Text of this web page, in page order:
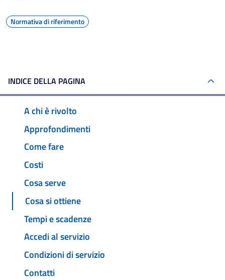
Normativa di riferimento
INDICE DELLA PAGINA
A chi è rivolto
Approfondimenti
Come fare
Costi
Cosa serve
Cosa si ottiene
Tempi e scadenze
Accedi al servizio
Condizioni di servizio
Contatti